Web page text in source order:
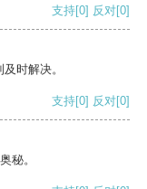
支持[0] 反对[0]
时解决。
支持[0] 反对[0]
秘。